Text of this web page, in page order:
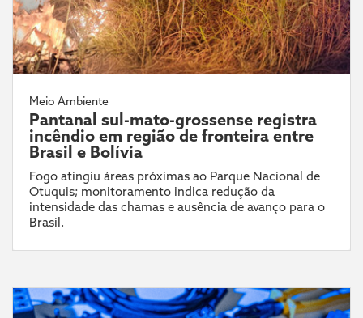
Meio Ambiente
Pantanal sul-mato-grossense registra
incêndio em região de fronteira entre
Brasil e Bolívia
Fogo atingiu áreas próximas ao Parque Nacional de
Otuquis; monitoramento indica redução da
intensidade das chamas e ausência de avanço para o
Brasil.